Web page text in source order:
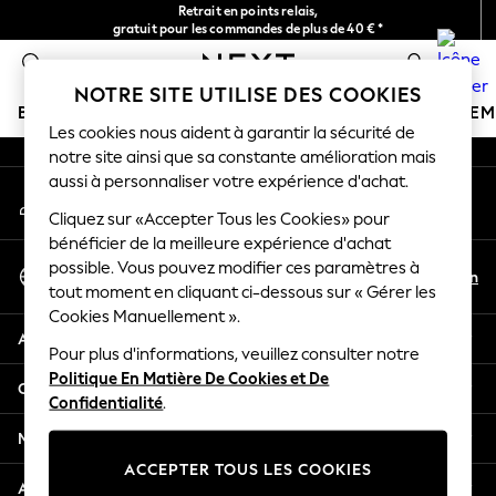
Retrait en points relais,
gratuit pour les commandes de plus de 40 € *
Livraison en 2-3 jours ouvrés*
BOUTIQUE VACANCES
HOLIDAY SHOP
Women's Holiday Shop
All Swimwear
All Beachwear
Bags & Accessories
Beach Dresses & Kaftans
Dresses
Flip Flops
Sliders
Jumpsuits & Playsuits
Linen Collection
Sandals
An error occurred on client
Nos réseaux sociaux
Mon compte
Connexion à votre compte
Sélectionnez Votre Langue
Français
En
Aide
Confidentialité et mentions légales
Ministères
Autres services
NOTRE SITE UTILISE DES COOKIES
Les cookies nous aident à garantir la sécurité de
notre site ainsi que sa constante amélioration mais
aussi à personnaliser votre expérience d'achat.
Cliquez sur «Accepter Tous les Cookies» pour
bénéficier de la meilleure expérience d'achat
possible. Vous pouvez modifier ces paramètres à
tout moment en cliquant ci-dessous sur « Gérer les
Cookies Manuellement ».
Pour plus d'informations, veuillez consulter notre
Politique En Matière De Cookies et De
Confidentialité.
ACCEPTER TOUS LES COOKIES